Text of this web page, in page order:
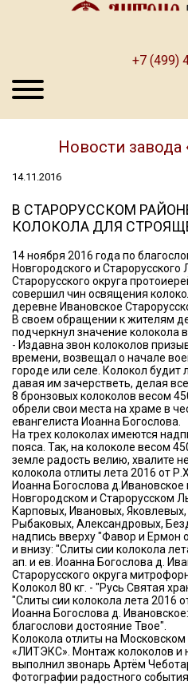
+7 (499)
Новости
14.11.2016
В СТАРОРУССКОМ
КОЛОКОЛА ДЛЯ
14 ноября 2016 года по
Новгородского и
Старорусского округа
совершил чин освящения
деревне Ивановское
В своем обращении к жителям
подчеркнул значение колокола
- Издавна звон колоколов
времени, возвещал о начале
городе или селе. Колокол будит
давая им зачерстветь, делая
8 бронзовых колоколов весом
обрели свои места на храме в
евангелиста Иоанна Богослова.
На трех колоколах имеются
пояса. Так, на колоколе весом
земле радость велию, хвалите
колокола отлиты лета 2016 от
Иоанна Богослова д.Ивановское
Новгородском и Старорусском
Карповых, Ивановых,
Рыбаковых, Александровых,
надпись вверху "Фавор и Ермон
и внизу: "Слиты сии колокола
ап. и ев. Иоанна Богослова д.
Старорусского округа
Колокол 80 кг. - "Русь Святая
"Слиты сии колокола лета 2016
Иоанна Богослова д.
благослови достояние Твое".
Колокола отлиты на
«ЛИТЭКС». Монтаж колоколов и
выполнил звонарь Артём
Фотографии радостного